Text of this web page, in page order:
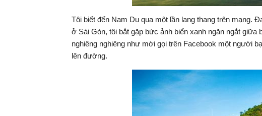
Tôi biết đến Nam Du qua một lần lang thang trên mạng.
ở Sài Gòn, tôi bắt gặp bức ảnh biển xanh ngăn ngắt
nghiêng nghiêng như mời gọi trên Facebook một người
lên đường.